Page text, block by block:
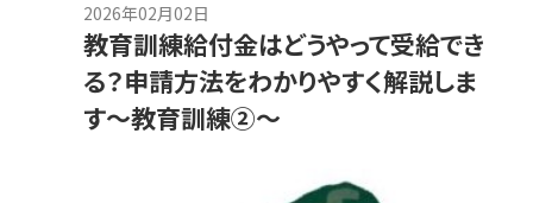
2026年02月02日
教育訓練給付金はどうやって受給でき
る？申請方法をわかりやすく解説しま
す～教育訓練②～